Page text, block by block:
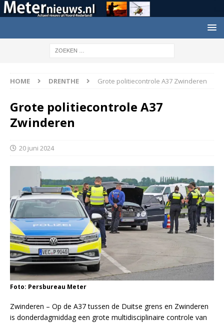
HOME DRENTHE Grote politiecontrole A37 Zwinderen
Grote politiecontrole A37
Zwinderen
20 juni 2024
Foto: Persbureau Meter
Zwinderen – Op de A37 tussen de Duitse grens en Zwinderen
is donderdagmiddag een grote multidisciplinaire controle van